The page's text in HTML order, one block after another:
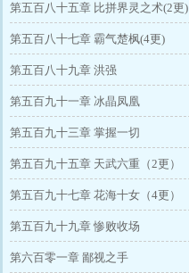
第五百八十五章 比拼界灵之术(2更)
第五百八十七章 霸气楚枫(4更)
第五百八十九章 洪强
第五百九十一章 冰晶凤凰
第五百九十三章 掌握一切
第五百九十五章 天武六重（2更）
第五百九十七章 花海十女（4更）
第五百九十九章 惨败收场
第六百零一章 鄙视之手